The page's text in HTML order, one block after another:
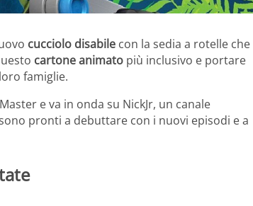
cucciolo disabile con la sedia a rotelle che
cartone animato più inclusivo e portare
famiglie.
e va in onda su NickJr, un canale
pronti a debuttare con i nuovi episodi e a